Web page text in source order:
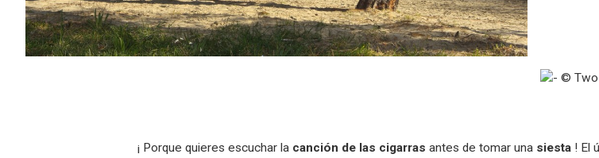
¡ Porque quieres escuchar la canción de las cigarras antes de tomar una siesta ! El